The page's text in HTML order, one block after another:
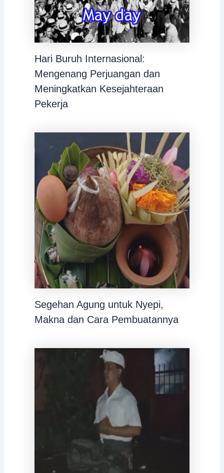
Hari Buruh Internasional:
Mengenang Perjuangan dan
Meningkatkan Kesejahteraan
Pekerja
Segehan Agung untuk Nyepi,
Makna dan Cara Pembuatannya